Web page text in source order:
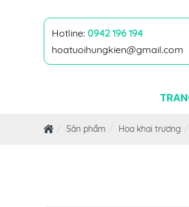
Hotline: 0942 196 194
hoatuoihungkien@gmail.com
Sản phẩm Hoa khai trương